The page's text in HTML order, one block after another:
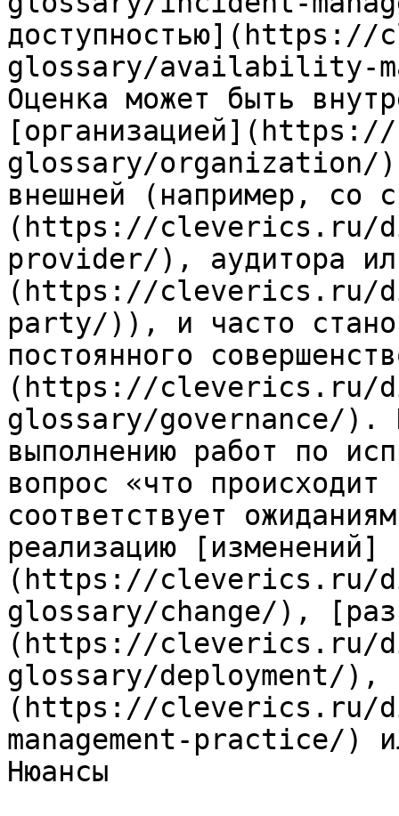
glossary/availability-
Оценка может быть
glossary/organization/)
внешней (например, со
(https://cleverics.ru/
provider/), аудитора
(https://cleverics.ru/
party/)), и часто
постоянного
(https://cleverics.ru/
glossary/governance/).
выполнению работ по
вопрос «что
соответствует
реализацию [изменений]
(https://cleverics.ru/
glossary/change/),
(https://cleverics.ru/
glossary/deployment/),
(https://cleverics.ru/
management-practice/)
Нюансы